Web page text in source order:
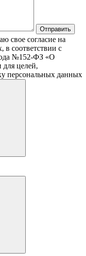
свое согласие на
в соответствии с
№152-ФЗ «О
целей,
персональных данных